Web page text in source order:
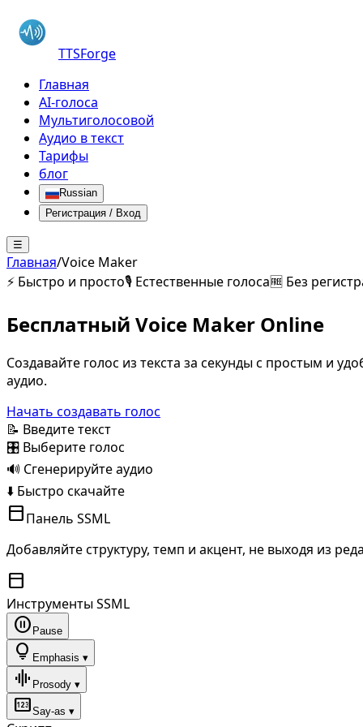
TTSForge
Главная
AI-голоса
Мультиголосовой
Аудио в текст
Тарифы
блог
Russian
Регистрация / Вход
☰
Главная/Voice Maker
⚡ Быстро и просто🎙️ Естественные голоса🆓 Без
Бесплатный Voice Maker Online
Создавайте голос из текста за секунды с простым и
аудио.
Начать создавать голос
📝 Введите текст
🎛️ Выберите голос
🔊 Сгенерируйте аудио
⬇️ Быстро скачайте
toolbarПанель SSML
Добавляйте структуру, темп и акцент, не выходя из
toolbar
Инструменты SSML
pause_circle Pause
lightbulb Emphasis ▾
graphic_eq Prosody ▾
pinSay-as ▾